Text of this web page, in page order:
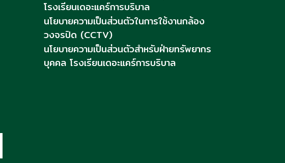
โรงเรียนเดอะแคร์การบริบาล
นโยบายความเป็นส่วนตัวในการใช้งานกล้อง
วงจรปิด (CCTV)
นโยบายความเป็นส่วนตัวสำหรับฝ่ายทรัพยากร
บุคคล โรงเรียนเดอะแคร์การบริบาล